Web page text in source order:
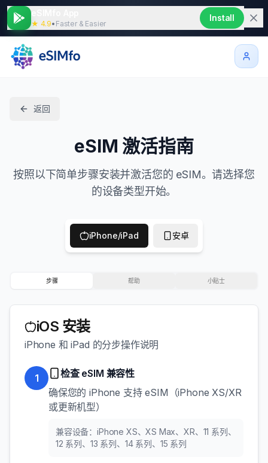
★ 4.9• Faster & Easier
Install
返回
eSIM 激活指南
按照以下简单步骤安装并激活您的 eSIM。请选择您
的设备类型开始。
iPhone/iPad 安卓
步骤 帮助 小贴士
iOS 安装
iPhone 和 iPad 的分步操作说明
1
检查 eSIM 兼容性
确保您的 iPhone 支持 eSIM（iPhone XS/XR
或更新机型）
兼容设备：iPhone XS、XS Max、XR、11 系列、
12 系列、13 系列、14 系列、15 系列